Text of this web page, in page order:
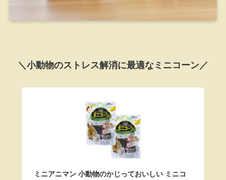
＼小動物のストレス解消に最適なミニコーン／
ミニアニマン 小動物のかじっておいしい ミニコ